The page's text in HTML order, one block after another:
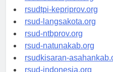
rsud-sulbarprov.org
rsudtpi-kepriprov.org
rsud-langsakota.org
rsud-ntbprov.org
rsud-natunakab.org
rsudkisaran-